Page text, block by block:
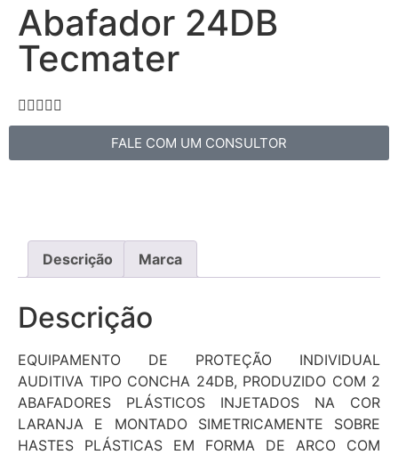
Abafador 24DB
Tecmater

FALE COM UM CONSULTOR
Descrição Marca
Descrição
EQUIPAMENTO DE PROTEÇÃO INDIVIDUAL
AUDITIVA TIPO CONCHA 24DB, PRODUZIDO COM 2
ABAFADORES PLÁSTICOS INJETADOS NA COR
LARANJA E MONTADO SIMETRICAMENTE SOBRE
HASTES PLÁSTICAS EM FORMA DE ARCO COM